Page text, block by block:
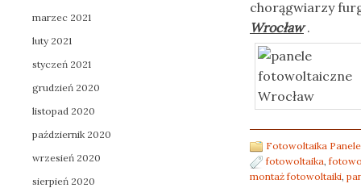
chorągwiarzy
Wrocław.
Fotowoltaika
fotowoltaika,
montaż fotowoltaiki,
marzec 2021
luty 2021
styczeń 2021
grudzień 2020
listopad 2020
październik 2020
wrzesień 2020
sierpień 2020